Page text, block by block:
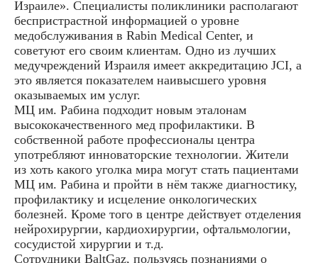
Израиле». Специалисты поликлиники располагают
беспристрастной информацией о уровне
медобслуживания в Rabin Medical Center, и
советуют его своим клиентам. Одно из лучших
медучреждений Израиля имеет аккредитацию JCI, а
это является показателем наивысшего уровня
оказываемых им услуг.
МЦ им. Рабина подходит новым эталонам
высококачественного мед профилактики. В
собственной работе профессионалы центра
употребляют инноваторские технологии. Жители
из хоть какого уголка мира могут стать пациентами
МЦ им. Рабина и пройти в нём также диагностику,
профилактику и исцеление онкологических
болезней. Кроме того в центре действует отделения
нейрохирургии, кардиохирургии, офтальмологии,
сосудистой хирургии и т.д.
Сотрудники BaltGaz, пользуясь познаниями о